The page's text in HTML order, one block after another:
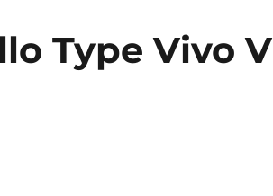
Type Vivo V